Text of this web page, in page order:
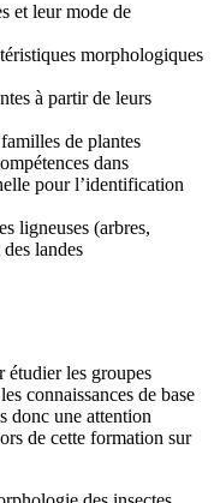
et leur mode de
morphologiques
à partir de leurs
de plantes
dans
pour l’identification
ligneuses (arbres,
landes
étudier les groupes
connaissances de base
donc une attention
de cette formation sur